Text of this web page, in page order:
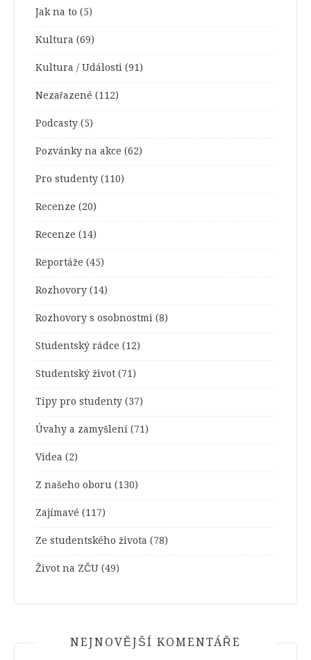
Jak na to (5)
Kultura (69)
Kultura / Události (91)
Nezařazené (112)
Podcasty (5)
Pozvánky na akce (62)
Pro studenty (110)
Recenze (20)
Recenze (14)
Reportáže (45)
Rozhovory (14)
Rozhovory s osobnostmi (8)
Studentský rádce (12)
Studentský život (71)
Tipy pro studenty (37)
Úvahy a zamyšlení (71)
Videa (2)
Z našeho oboru (130)
Zajímavé (117)
Ze studentského života (78)
Život na ZČU (49)
NEJNOVĚJŠÍ KOMENTÁŘE